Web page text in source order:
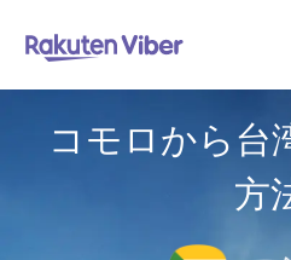
コモロから台
方